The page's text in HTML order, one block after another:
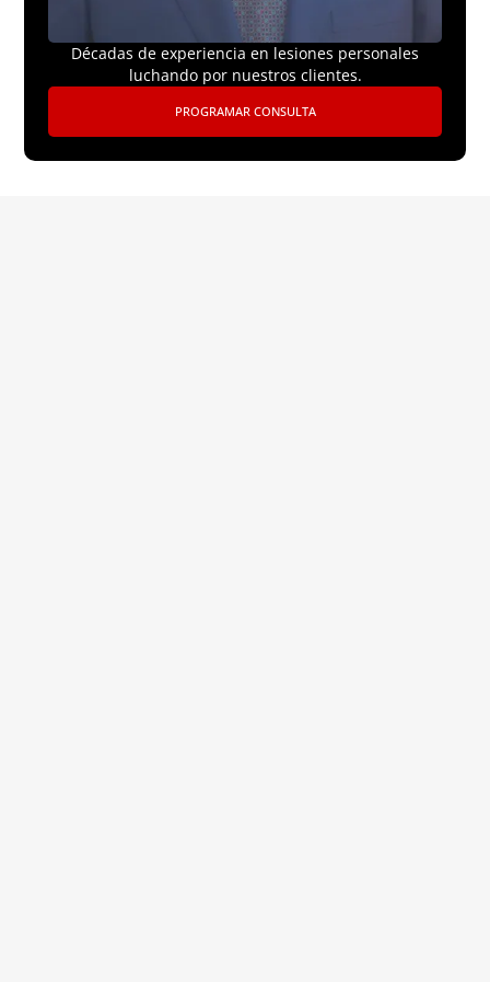
Décadas de experiencia en lesiones personales
luchando por nuestros clientes.
PROGRAMAR CONSULTA